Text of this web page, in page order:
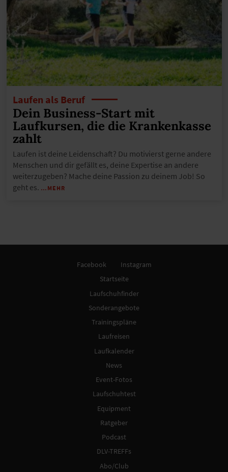
Laufen als Beruf
Dein Business-Start mit
Laufkursen, die die Krankenkasse
zahlt
Laufen ist deine Leidenschaft? Du motivierst gerne andere
Menschen und dir gefällt es, deine Expertise an andere
weiterzugeben? Mache deine Passion zu deinem Job! So
geht es. …MEHR
Facebook
Instagram
Startseite
Laufschuhfinder
Sonderangebote
Trainingspläne
Laufreisen
Laufkalender
News
Event-Fotos
Laufschuhtest
Equipment
Ratgeber
Podcast
DLV-TREFFs
Abo/Club